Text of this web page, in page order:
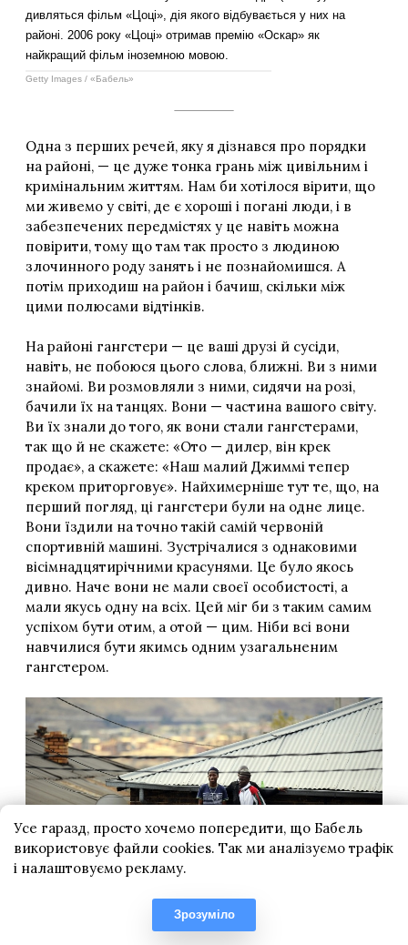
Усе гаразд, просто хочемо попередити, що Бабель
використовує файли cookies. Так ми аналізуємо трафік
і налаштовуємо рекламу.
Зрозуміло